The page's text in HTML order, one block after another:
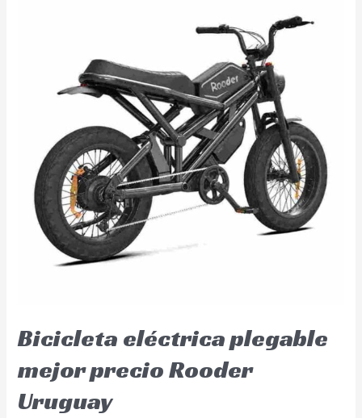
Bicicleta eléctrica plegable
mejor precio Rooder
Uruguay